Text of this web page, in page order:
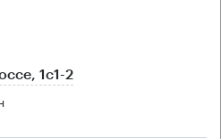
1с1-2